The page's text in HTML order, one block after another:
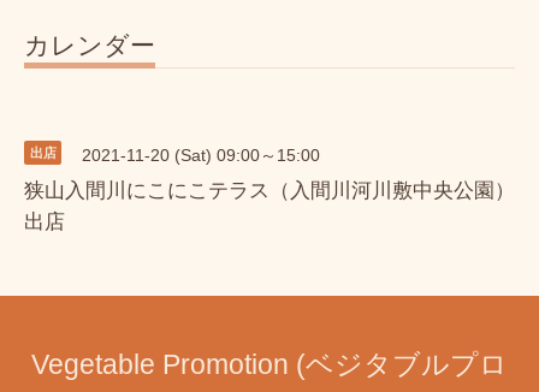
カレンダー
出店 2021-11-20 (Sat) 09:00～15:00
狭山入間川にこにこテラス（入間川河川敷中央公園）
出店
Vegetable Promotion (ベジタブルプロ